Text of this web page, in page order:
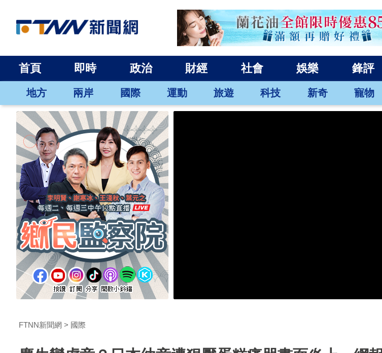
首頁 即時 政治 財經 社會 娛樂 鋒評
地方 兩岸 國際 運動 旅遊 科技 新奇 寵物
FTNN新聞網 國際